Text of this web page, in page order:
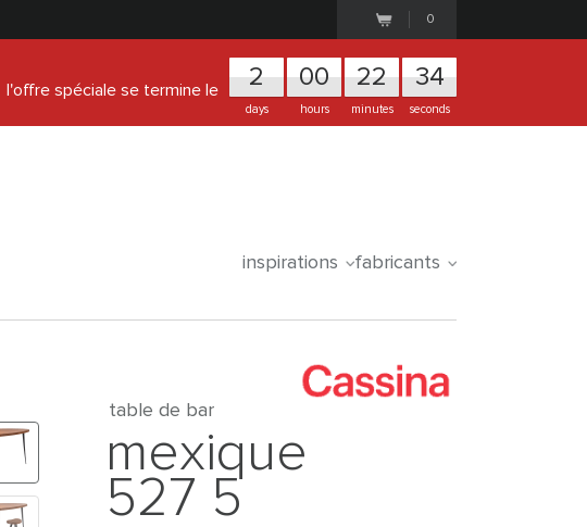
0
l'offre spéciale se termine le 2
days
00
hours
22
minutes
33
seconds
inspirations fabricants
table de bar
mexique
527 5